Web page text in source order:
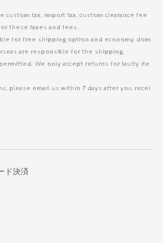
custom tax, import tax, custom clearance fee
these taxes and fees.
for free shipping option and economy dom
are responsible for the shipping.
We only accept returns for faulty ite
please email us within 7 days after you recei
ド決済